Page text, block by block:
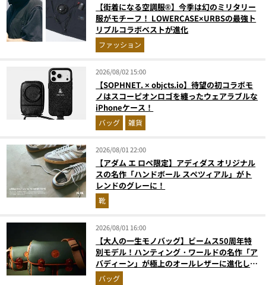
【街着になる空調服®】今季は幻のミリタリー
服がモチーフ！ LOWERCASE×URBSの最強ト
リプルコラボベストが進化
ファッション
2026/08/02 15:00
【SOPHNET. × objcts.io】待望の初コラボモ
ノはスコーピオンロゴを纏ったウェアラブルな
iPhoneケース！
バッグ 雑貨
2026/08/01 22:00
【アダム エ ロペ限定】アディダス オリジナル
スの名作「ハンドボール スペツィアル」がト
レンドのグレーに！
靴
2026/08/01 16:00
【大人の一生モノバッグ】ビームス50周年特
別モデル！ハンティング・ワールドの名作「ア
バディーン」が極上のオールレザーに進化して
登場
バッグ